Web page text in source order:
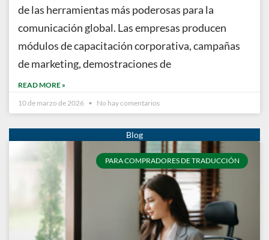
de las herramientas más poderosas para la
comunicación global. Las empresas producen
módulos de capacitación corporativa, campañas
de marketing, demostraciones de
READ MORE »
10 de marzo de 2026
No hay comentarios
PARA COMPRADORES DE TRADUCCIÓN